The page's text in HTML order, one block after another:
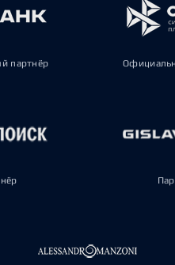
партнёр